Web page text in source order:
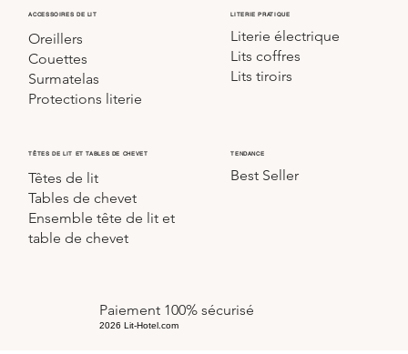
Paiement 100% sécurisé
2026 Lit-Hotel.com
ACCESSOIRES DE LIT
Oreillers
Couettes
Surmatelas
Protections literie
TÊTES DE LIT ET TABLES DE CHEVET
Têtes de lit
Tables de chevet
Ensemble tête de lit et
table de chevet
LITERIE PRATIQUE
Literie électrique
Lits coffres
Lits tiroirs
TENDANCE
Best Seller